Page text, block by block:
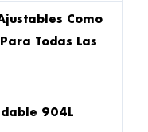
Como
Todas Las
904L